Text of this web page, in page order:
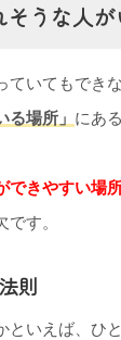
そうな人
ていてもでき
る場所」 にあ
できやすい場
す。
則
といえば、ひ